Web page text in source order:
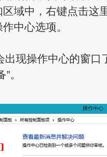
域中，右键点击这
中心选项。
现操作中心的窗口
。